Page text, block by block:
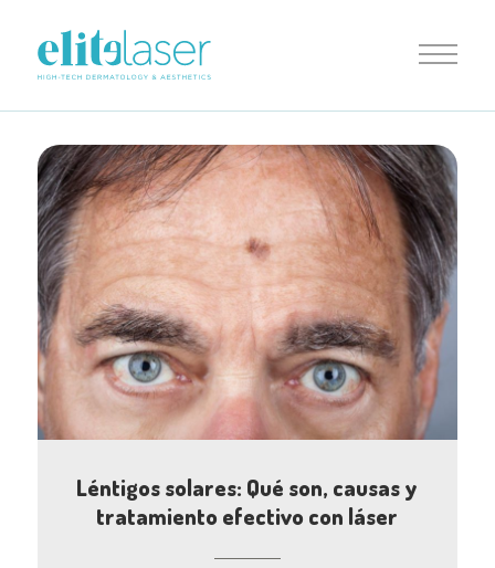
Léntigos solares: Qué son, causas y
tratamiento efectivo con láser